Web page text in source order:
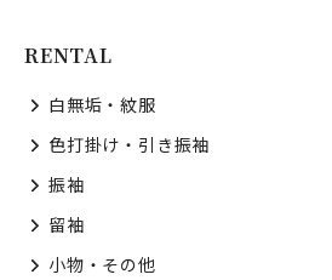
RENTAL
白無垢・紋服
色打掛け・引き振袖
振袖
留袖
小物・その他